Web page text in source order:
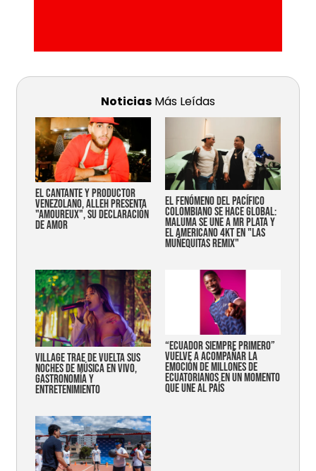
Noticias Más Leídas
EL CANTANTE Y PRODUCTOR
VENEZOLANO, ALLEH PRESENTA
"AMOUREUX", SU DECLARACIÓN
DE AMOR
EL FENÓMENO DEL PACÍFICO
COLOMBIANO SE HACE GLOBAL:
MALUMA SE UNE A MR PLATA Y
EL AMERICANO 4KT EN "LAS
MUÑEQUITAS REMIX"
Village trae de vuelta sus
noches de música en vivo,
gastronomía y
entretenimiento
“Ecuador siempre primero”
vuelve a acompañar la
emoción de millones de
ecuatorianos en un momento
que une al país